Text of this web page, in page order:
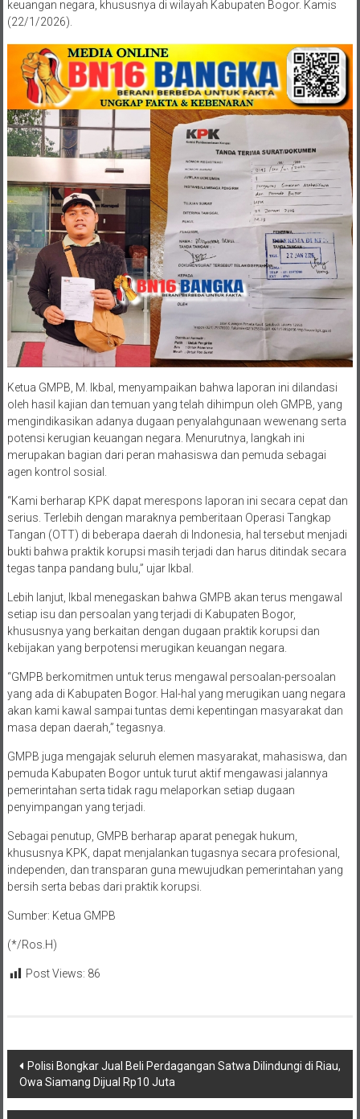
keuangan negara, khususnya di wilayah Kabupaten Bogor. Kamis
(22/1/2026).
Ketua GMPB, M. Ikbal, menyampaikan bahwa laporan ini dilandasi
oleh hasil kajian dan temuan yang telah dihimpun oleh GMPB, yang
mengindikasikan adanya dugaan penyalahgunaan wewenang serta
potensi kerugian keuangan negara. Menurutnya, langkah ini
merupakan bagian dari peran mahasiswa dan pemuda sebagai
agen kontrol sosial.
“Kami berharap KPK dapat merespons laporan ini secara cepat dan
serius. Terlebih dengan maraknya pemberitaan Operasi Tangkap
Tangan (OTT) di beberapa daerah di Indonesia, hal tersebut menjadi
bukti bahwa praktik korupsi masih terjadi dan harus ditindak secara
tegas tanpa pandang bulu,” ujar Ikbal.
Lebih lanjut, Ikbal menegaskan bahwa GMPB akan terus mengawal
setiap isu dan persoalan yang terjadi di Kabupaten Bogor,
khususnya yang berkaitan dengan dugaan praktik korupsi dan
kebijakan yang berpotensi merugikan keuangan negara.
“GMPB berkomitmen untuk terus mengawal persoalan-persoalan
yang ada di Kabupaten Bogor. Hal-hal yang merugikan uang negara
akan kami kawal sampai tuntas demi kepentingan masyarakat dan
masa depan daerah,” tegasnya.
GMPB juga mengajak seluruh elemen masyarakat, mahasiswa, dan
pemuda Kabupaten Bogor untuk turut aktif mengawasi jalannya
pemerintahan serta tidak ragu melaporkan setiap dugaan
penyimpangan yang terjadi.
Sebagai penutup, GMPB berharap aparat penegak hukum,
khususnya KPK, dapat menjalankan tugasnya secara profesional,
independen, dan transparan guna mewujudkan pemerintahan yang
bersih serta bebas dari praktik korupsi.
Sumber: Ketua GMPB
(*/Ros.H)
Post Views: 86
Navigasi
pos
Polisi Bongkar Jual Beli Perdagangan Satwa Dilindungi di Riau,
Owa Siamang Dijual Rp10 Juta